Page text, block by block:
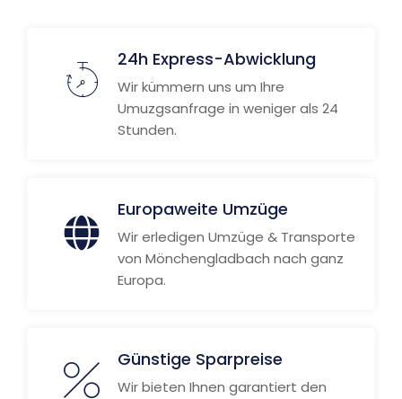
24h Express-Abwicklung
Wir kümmern uns um Ihre
Umuzgsanfrage in weniger als 24
Stunden.
Europaweite Umzüge
Wir erledigen Umzüge & Transporte
von Mönchengladbach nach ganz
Europa.
Günstige Sparpreise
Wir bieten Ihnen garantiert den